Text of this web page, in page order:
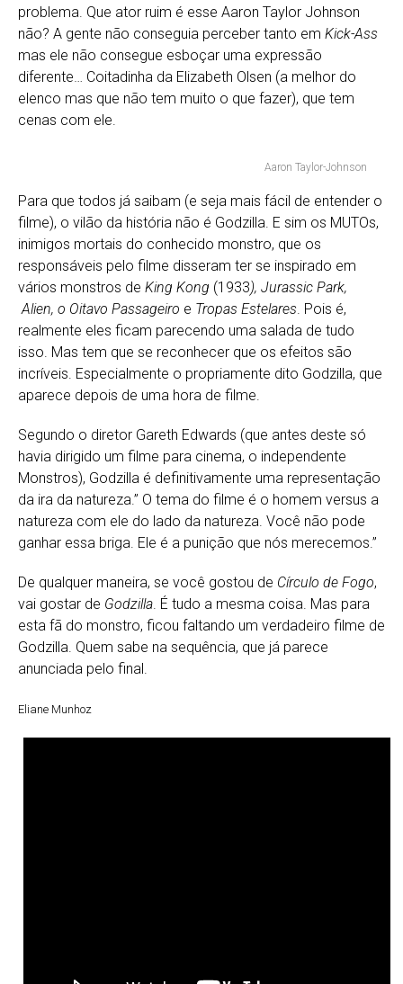
problema. Que ator ruim é esse Aaron Taylor Johnson
não? A gente não conseguia perceber tanto em Kick-Ass
mas ele não consegue esboçar uma expressão
diferente… Coitadinha da Elizabeth Olsen (a melhor do
elenco mas que não tem muito o que fazer), que tem
cenas com ele.
Aaron Taylor-Johnson
Para que todos já saibam (e seja mais fácil de entender o
filme), o vilão da história não é Godzilla. E sim os MUTOs,
inimigos mortais do conhecido monstro, que os
responsáveis pelo filme disseram ter se inspirado em
vários monstros de King Kong (1933), Jurassic Park,
Alien, o Oitavo Passageiro e Tropas Estelares. Pois é,
realmente eles ficam parecendo uma salada de tudo
isso. Mas tem que se reconhecer que os efeitos são
incríveis. Especialmente o propriamente dito Godzilla, que
aparece depois de uma hora de filme.
Segundo o diretor Gareth Edwards (que antes deste só
havia dirigido um filme para cinema, o independente
Monstros), Godzilla é definitivamente uma representação
da ira da natureza.” O tema do filme é o homem versus a
natureza com ele do lado da natureza. Você não pode
ganhar essa briga. Ele é a punição que nós merecemos.”
De qualquer maneira, se você gostou de Círculo de Fogo,
vai gostar de Godzilla. É tudo a mesma coisa. Mas para
esta fã do monstro, ficou faltando um verdadeiro filme de
Godzilla. Quem sabe na sequência, que já parece
anunciada pelo final.
Eliane Munhoz